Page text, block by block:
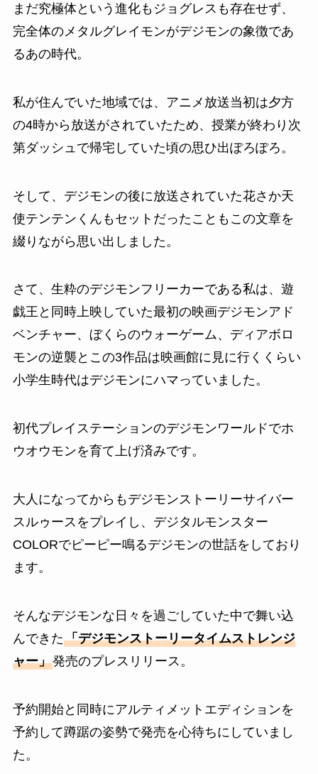
まだ究極体という進化もジョグレスも存在せず、
完全体のメタルグレイモンがデジモンの象徴であ
るあの時代。
私が住んでいた地域では、アニメ放送当初は夕方
の4時から放送がされていたため、授業が終わり次
第ダッシュで帰宅していた頃の思ひ出ぽろぽろ。
そして、デジモンの後に放送されていた花さか天
使テンテンくんもセットだったこともこの文章を
綴りながら思い出しました。
さて、生粋のデジモンフリーカーである私は、遊
戯王と同時上映していた最初の映画デジモンアド
ベンチャー、ぼくらのウォーゲーム、ディアボロ
モンの逆襲とこの3作品は映画館に見に行くくらい
小学生時代はデジモンにハマっていました。
初代プレイステーションのデジモンワールドでホ
ウオウモンを育て上げ済みです。
大人になってからもデジモンストーリーサイバー
スルゥースをプレイし、デジタルモンスター
COLORでピーピー鳴るデジモンの世話をしており
ます。
そんなデジモンな日々を過ごしていた中で舞い込
んできた「デジモンストーリータイムストレンジ
ャー」発売のプレスリリース。
予約開始と同時にアルティメットエディションを
予約して蹲踞の姿勢で発売を心待ちにしていまし
た。